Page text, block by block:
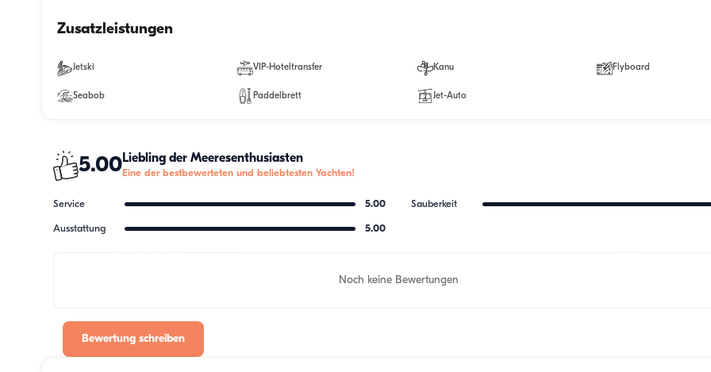
Zusatzleistungen
Jetski VIP-Hoteltransfer Kanu Flyboard
Seabob Paddelbrett Jet-Auto
5.00Liebling der Meeresenthusiasten
Eine der bestbewerteten und beliebtesten Yachten!
Service 5.00 Sauberkeit
Ausstattung 5.00
Noch keine Bewertungen
Bewertung schreiben